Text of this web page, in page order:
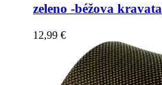
zeleno -béžova kravata
12,99 €